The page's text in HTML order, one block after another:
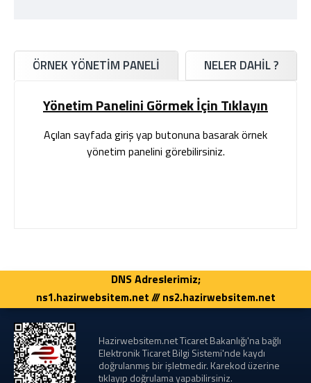
ÖRNEK YÖNETİM PANELİ NELER DAHIL ?
Yönetim Panelini Görmek İçin Tıklayın
Açılan sayfada giriş yap butonuna basarak örnek
yönetim panelini görebilirsiniz.
DNS Adreslerimiz;
ns1.hazirwebsitem.net /// ns2.hazirwebsitem.net
Hazirwebsitem.net Ticaret Bakanlığı'na bağlı
Elektronik Ticaret Bilgi Sistemi'nde kaydı
doğrulanmış bir işletmedir. Karekod üzerine
tıklayıp doğrulama yapabilirsiniz.